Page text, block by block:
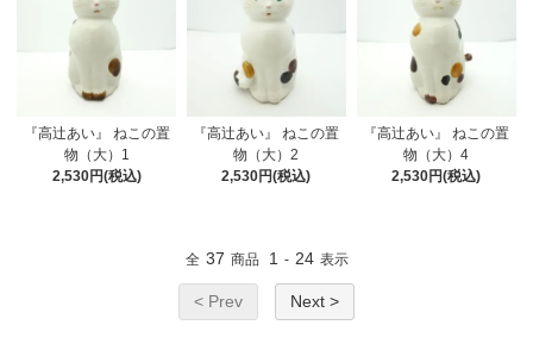
『高辻あい』 ねこの置
物（大）1
2,530円(税込)
『高辻あい』 ねこの置
物（大）2
2,530円(税込)
『高辻あい』 ねこの置
物（大）4
2,530円(税込)
全 37 商品 1 - 24 表示
< Prev Next >